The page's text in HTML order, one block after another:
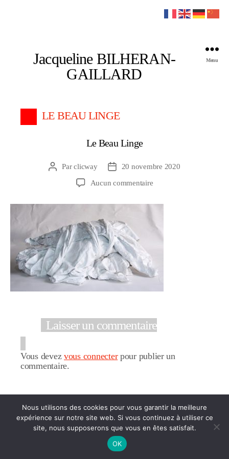
Jacqueline BILHERAN-
GAILLARD
Menu
LE BEAU LINGE
Le Beau Linge
Auteur
Parclicway
Date20 novembre 2020
Aucun commentairesur
Beau
Laisser un commentaire
Vous devezvous connecterpour publier un
commentaire.
Politique de confidentialité
Nous utilisons des cookies pour vous garantir la meilleure
expérience sur notre site web. Si vous continuez à utiliser ce
site, nous supposerons que vous en êtes satisfait.
OK